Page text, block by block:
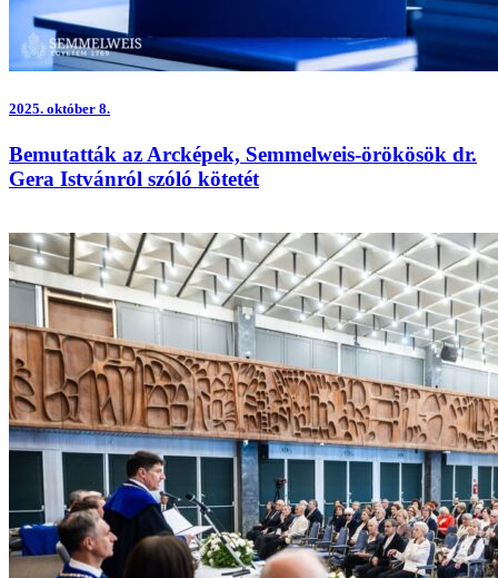
2025. október 8.
Bemutatták az Arcképek, Semmelweis-örökösök dr.
Gera Istvánról szóló kötetét